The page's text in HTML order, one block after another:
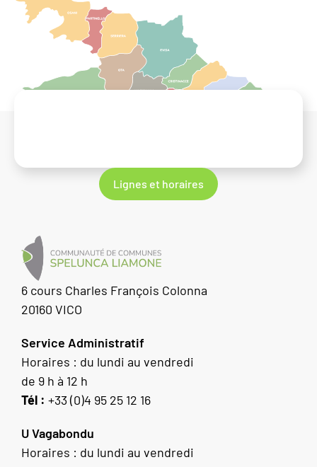
Lignes et horaires
6 cours Charles François Colonna
20160 VICO
Service Administratif
Horaires : du lundi au vendredi
de 9 h à 12 h
Tél : +33 (0)4 95 25 12 16
U Vagabondu
Horaires : du lundi au vendredi